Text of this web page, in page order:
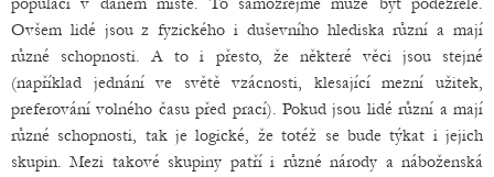
Ovšem lidé jsou z fyzického i duševního hlediska různí a mají
různé schopnosti. A to i přesto, že některé věci jsou stejné
(například jednání ve světě vzácnosti, klesající mezní užitek,
preferování volného času před prací). Pokud jsou lidé různí a mají
různé schopnosti, tak je logické, že totéž se bude týkat i jejich
skupin. Mezi takové skupiny patří i různé národy a náboženská